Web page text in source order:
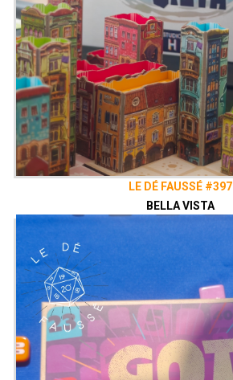
X@ledefausse
InstagramLe Dé Faussé
FacebookLe Dé Faussé
Envie de nous soutenir ? Vous pouvez,
si vous le souhaitez, grâce auPatreon
de notre collectif, le Vaisseau Hyper
Sensas !
patreon.com/vaisseauhypersensas
Découvrez également notre site
vaisseauhypersensas.fr
Rejoignez nous sur Discord!
https://discord.gg/uGxNp6n
LE DÉ FAUSSÉ #397
BELLA VISTA